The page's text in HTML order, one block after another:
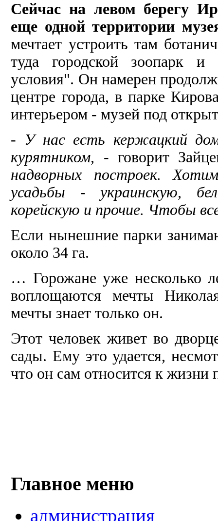
Сейчас на левом берегу
еще одной территории
мечтает устроить там
туда городской зоопарк и
условия". Он намерен
цент­ре города, в парке
интерьером - музей под
- У нас есть кержацкий
курятником, -говорит
надвор­ных построек.
усадьбы - украинскую,
корейскую и прочие. Чтобы
Если нынешние парки
око­ло 34 га.
… Горожане уже несколько
вопло­щаются мечты
мечты знает только он.
Этот человек жи­вет во
сады. Ему это удается,
что он сам от­носится к жизни
Главное меню
администрация